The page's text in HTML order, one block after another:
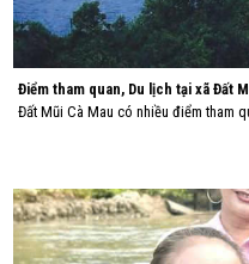
Điểm tham quan, Du lịch tại xã Đất
Đất Mũi Cà Mau có nhiều điểm tham